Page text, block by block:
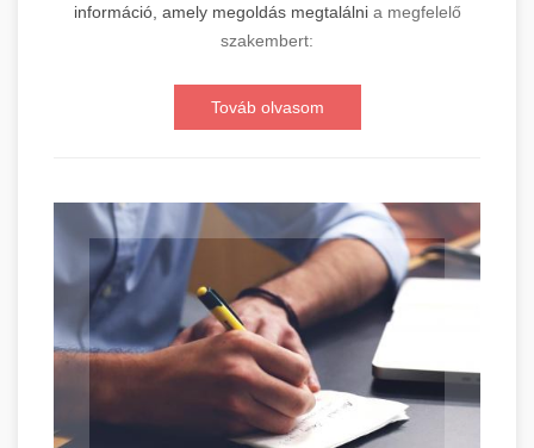
információ, amely megoldás megtalálnia megfelelő
szakembert:
Továb olvasom